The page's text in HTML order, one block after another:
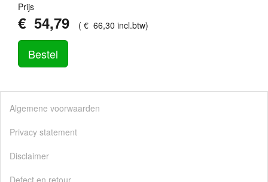
Prijs
€ 54,79 ( € 66,30 incl.btw)
Bestel
Algemene voorwaarden
Privacy statement
Disclaimer
Defect en retour